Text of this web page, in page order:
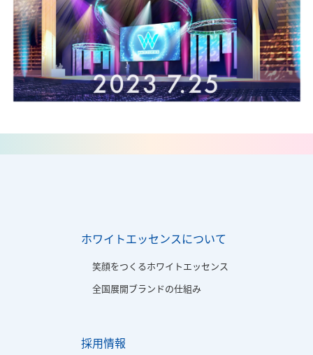
ホワイトエッセンスについて
笑顔をつくるホワイトエッセンス
全国展開ブランドの仕組み
採用情報